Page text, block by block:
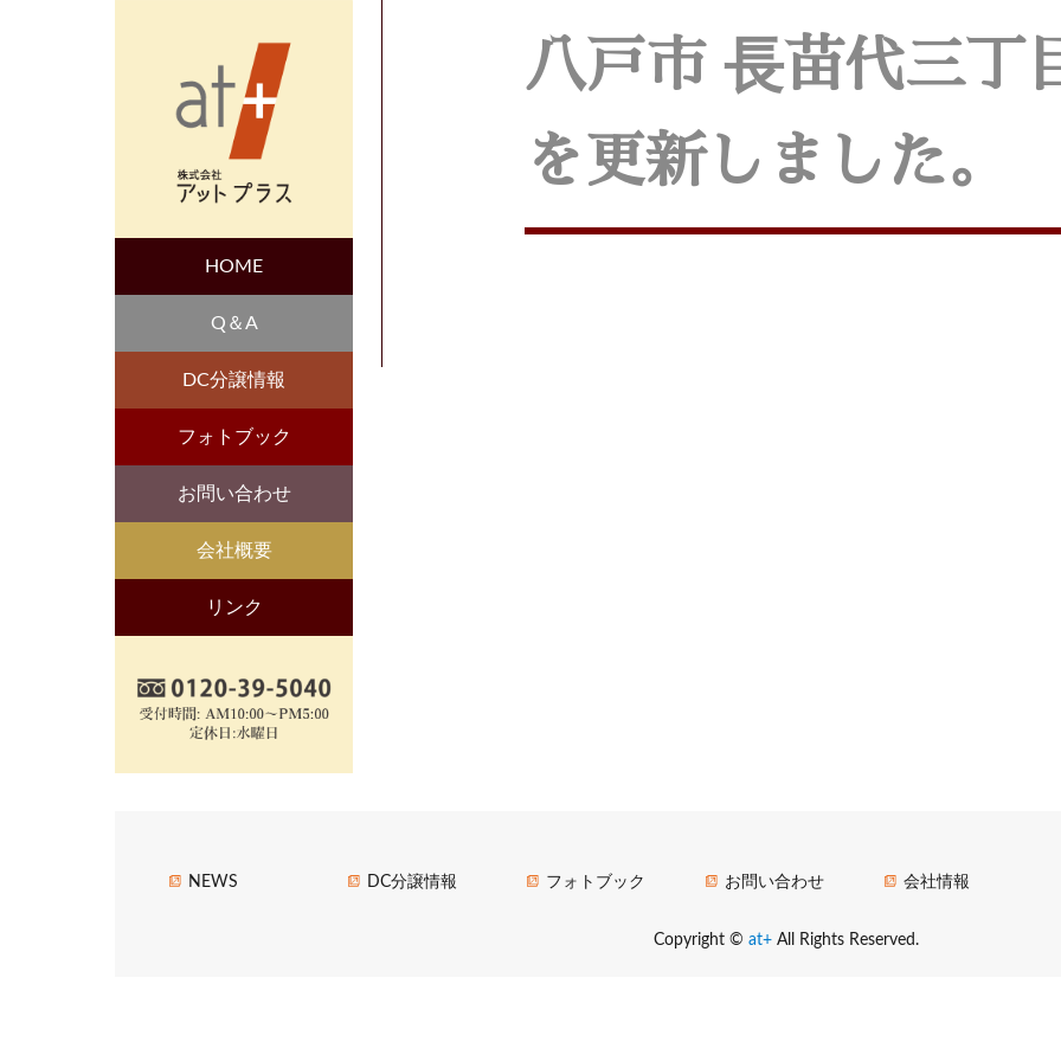
八戸市 ⾧苗代三丁
を更新しました。
HOME
Q＆A
DC分譲情報
フォトブック
お問い合わせ
会社概要
リンク
NEWS DC分譲情報 フォトブック お問い合わせ 会社情報
Copyright © at+ All Rights Reserved.